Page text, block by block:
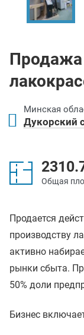
Продажа
Минская
Дукорский
Общая
Продается
производству
активно
рынки сбыта.
50% доли
Бизнес